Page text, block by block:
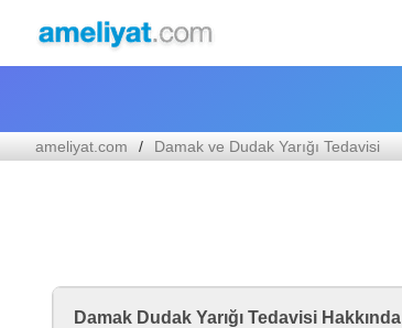
ameliyat.com Damak ve Dudak Yarığı Tedavisi
Damak Dudak Yarığı Tedavisi Hakkında